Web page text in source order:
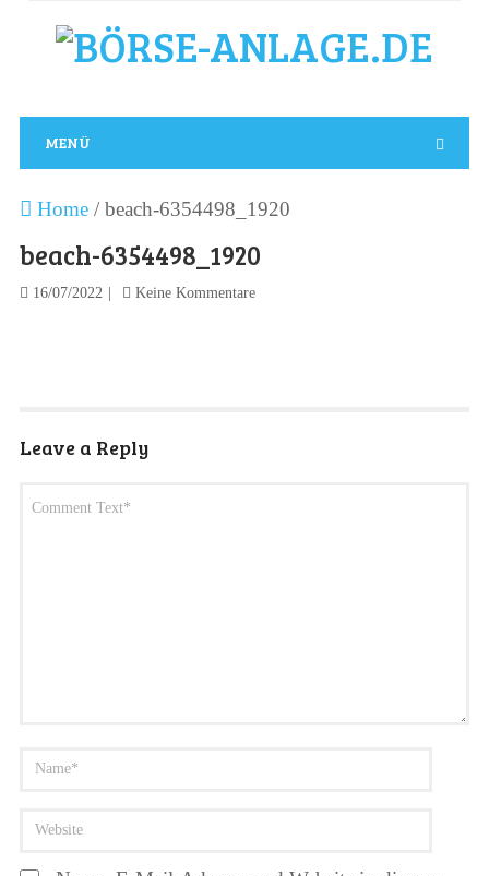
MENÜ
Home/ beach-6354498_1920
beach-6354498_1920
16/07/2022 Keine Kommentare
Leave a Reply